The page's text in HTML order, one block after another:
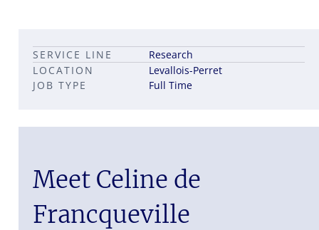
Career pathways in property
Leadership career pathways
Capital Markets roles
JOB TYPE Full Time
LOCATION Levallois-Perret
SERVICE LINE Research
Meet Celine de
Francqueville